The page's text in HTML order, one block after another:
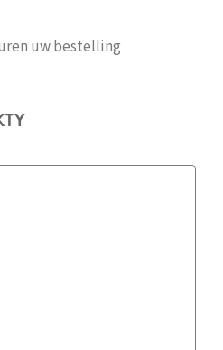
uw bestelling